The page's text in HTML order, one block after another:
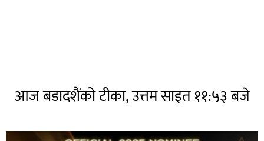
आज बडादशैंको टीका, उत्तम साइत ११:५३ बजे